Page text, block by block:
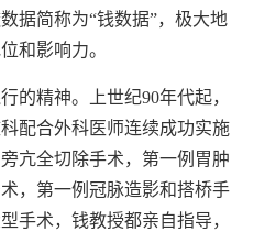
据简称为“钱数据”，极大地
和影响力。
的精神。上世纪90年代起，
配合外科医师连续成功实施
亢全切除手术，第一例胃肿
，第一例冠脉造影和搭桥手
手术，钱教授都亲自指导，